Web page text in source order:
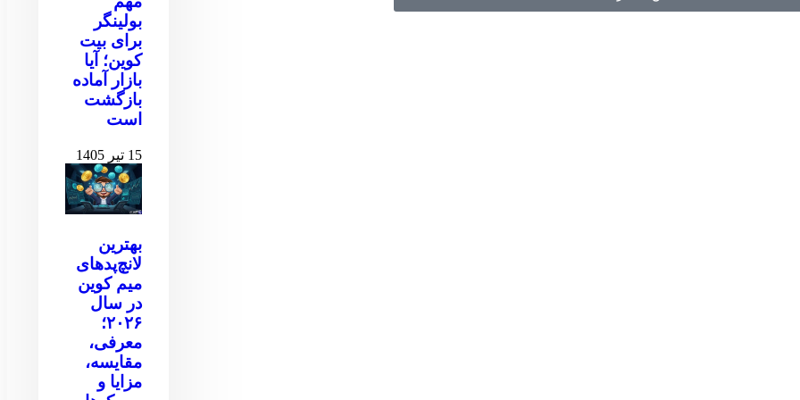
بولینگر
برای بیت
کوین‌‌؛ آیا
بازار آماده
بازگشت
است
15 تیر 1405
بهترین
لانچ‌پدهای
میم کوین
در سال
۲۰۲۶؛
معرفی،
مقایسه،
مزایا و